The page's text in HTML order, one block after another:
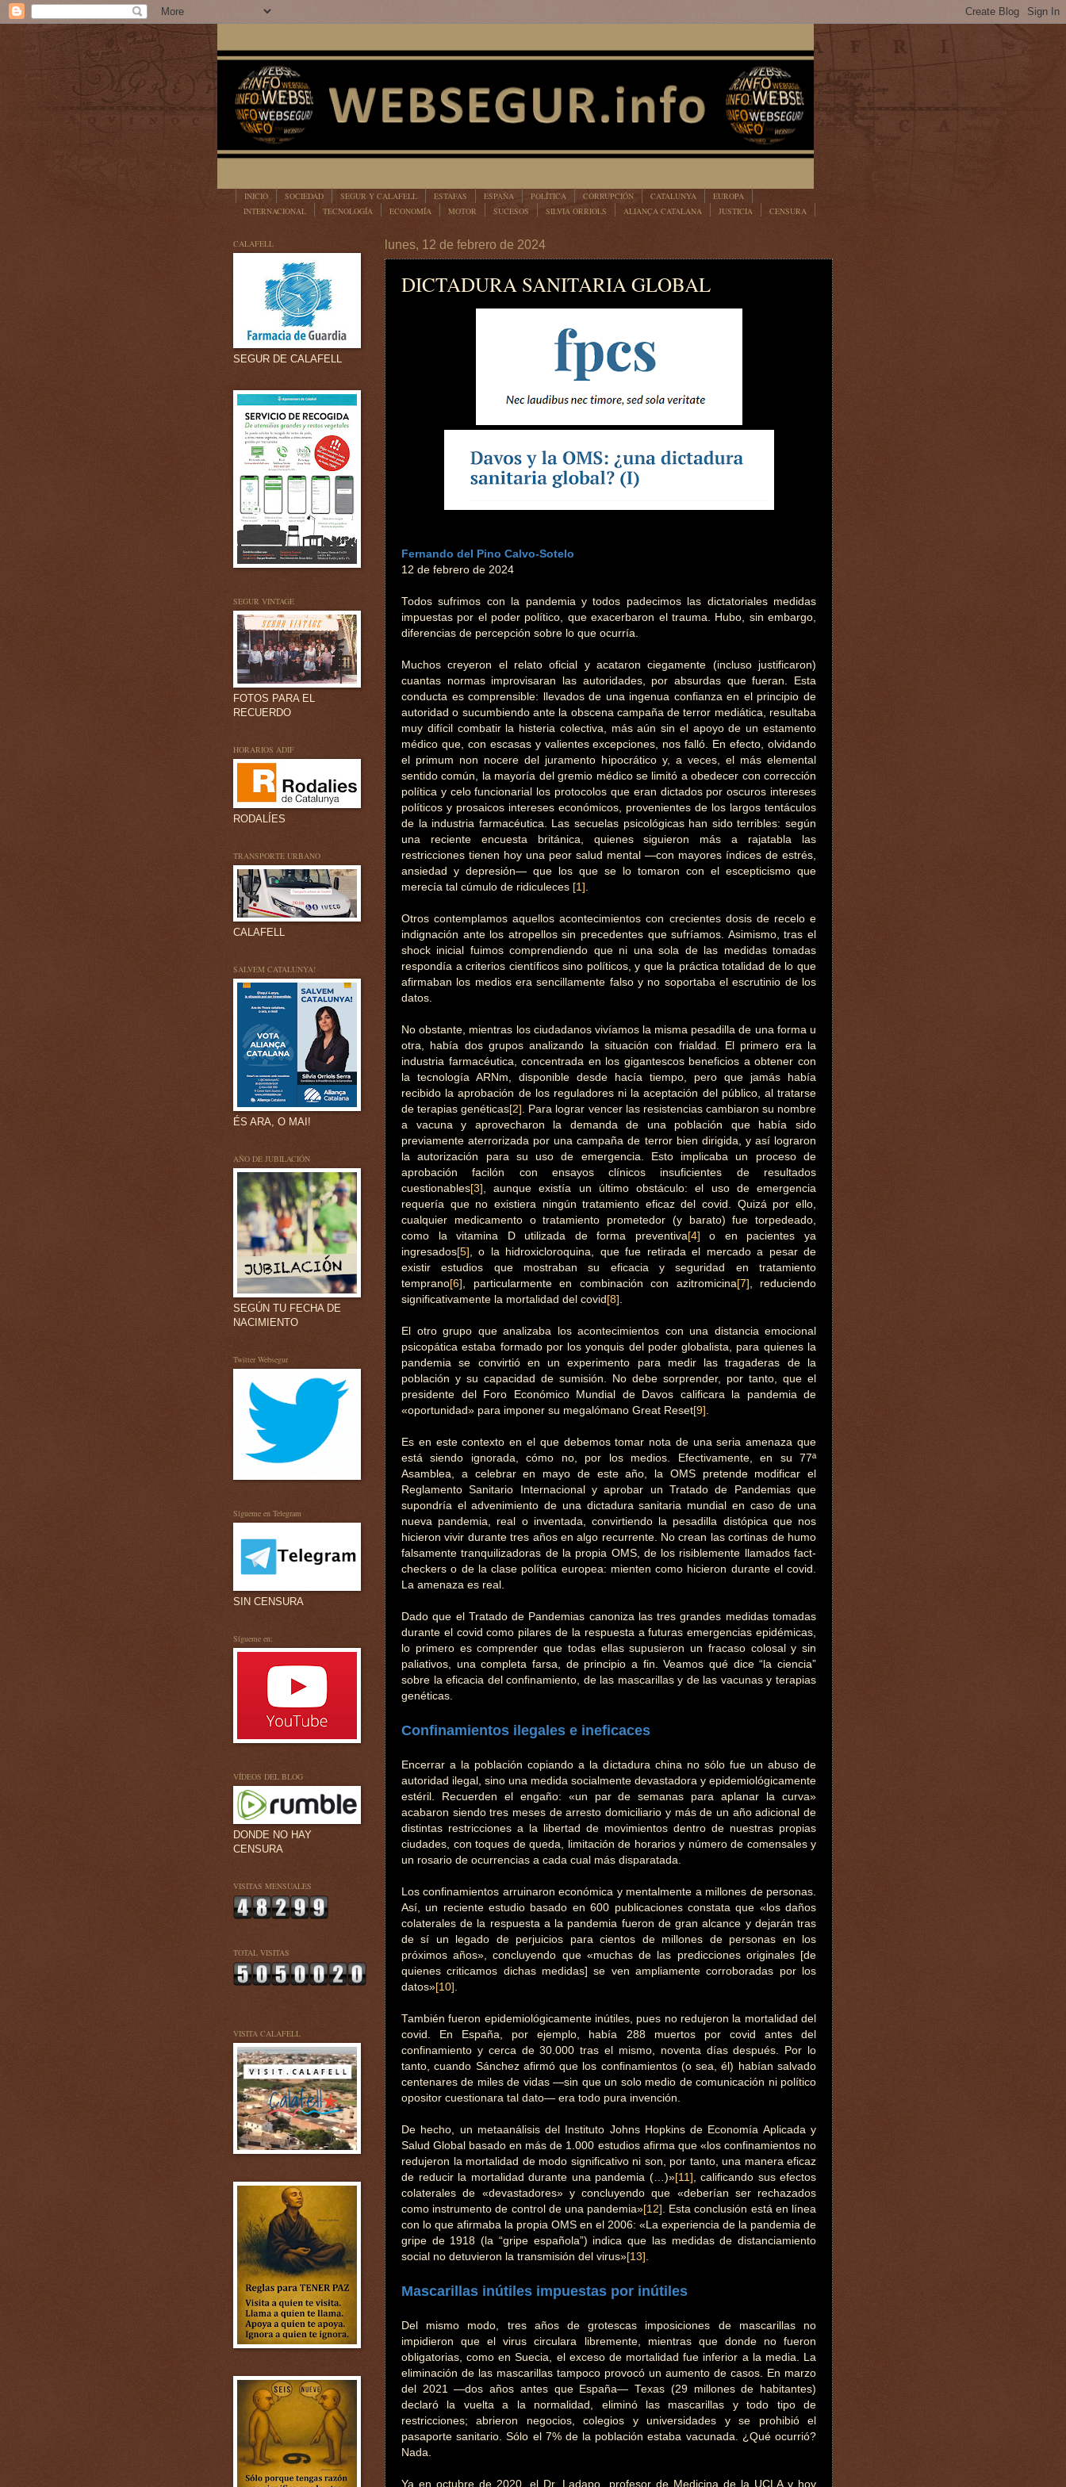
INICIO SOCIEDAD SEGUR Y CALAFELL ESTAFAS ESPAÑA POLÍTICA CORRUPCIÓN CATALUNYA
EUROPA
INTERNACIONAL
TECNOLOGÍA ECONOMÍA MOTOR SUCESOS SILVIA ORRIOLS ALIANÇA CATALANA JUSTICIA
CENSURA
lunes, 12 de febrero de 2024
DICTADURA SANITARIA GLOBAL
Fernando del Pino Calvo-Sotelo
12 de febrero de 2024
Todos sufrimos con la pandemia y todos padecimos las dictatoriales medidas
impuestas por el poder político, que exacerbaron el trauma. Hubo, sin embargo,
diferencias de percepción sobre lo que ocurría.
Muchos creyeron el relato oficial y acataron ciegamente (incluso justificaron)
cuantas normas improvisaran las autoridades, por absurdas que fueran. Esta
conducta es comprensible: llevados de una ingenua confianza en el principio de
autoridad o sucumbiendo ante la obscena campaña de terror mediática, resultaba
muy difícil combatir la histeria colectiva, más aún sin el apoyo de un estamento
médico que, con escasas y valientes excepciones, nos falló. En efecto, olvidando
el primum non nocere del juramento hipocrático y, a veces, el más elemental
sentido común, la mayoría del gremio médico se limitó a obedecer con corrección
política y celo funcionarial los protocolos que eran dictados por oscuros intereses
políticos y prosaicos intereses económicos, provenientes de los largos tentáculos
de la industria farmacéutica. Las secuelas psicológicas han sido terribles: según
una reciente encuesta británica, quienes siguieron más a rajatabla las
restricciones tienen hoy una peor salud mental —con mayores índices de estrés,
ansiedad y depresión— que los que se lo tomaron con el escepticismo que
merecía tal cúmulo de ridiculeces [1]
Otros contemplamos aquellos acontecimientos con crecientes dosis de recelo e
indignación ante los atropellos sin precedentes que sufríamos. Asimismo, tras el
shock inicial fuimos comprendiendo que ni una sola de las medidas tomadas
respondía a criterios científicos sino políticos, y que la práctica totalidad de lo que
afirmaban los medios era sencillamente falso y no soportaba el escrutinio de los
datos.
No obstante, mientras los ciudadanos vivíamos la misma pesadilla de una forma u
otra, había dos grupos analizando la situación con frialdad. El primero era la
industria farmacéutica, concentrada en los gigantescos beneficios a obtener con
la tecnología ARNm, disponible desde hacía tiempo, pero que jamás había
recibido la aprobación de los reguladores ni la aceptación del público, al tratarse
de terapias genéticas[2] . Para lograr vencer las resistencias cambiaron su nombre
a vacuna y aprovecharon la demanda de una población que había sido
previamente aterrorizada por una campaña de terror bien dirigida, y así lograron
la autorización para su uso de emergencia. Esto implicaba un proceso de
aprobación facilón con ensayos clínicos insuficientes de resultados
cuestionables[3] , aunque existía un último obstáculo: el uso de emergencia
requería que no existiera ningún tratamiento eficaz del covid. Quizá por ello,
cualquier medicamento o tratamiento prometedor (y barato) fue torpedeado,
como la vitamina D utilizada de forma preventiva[4] o en pacientes ya
ingresados[5] , o la hidroxicloroquina, que fue retirada el mercado a pesar de
existir estudios que mostraban su eficacia y seguridad en tratamiento
temprano[6] , particularmente en combinación con azitromicina[7] , reduciendo
significativamente la mortalidad del covid[8]
El otro grupo que analizaba los acontecimientos con una distancia emocional
psicopática estaba formado por los yonquis del poder globalista, para quienes la
pandemia se convirtió en un experimento para medir las tragaderas de la
población y su capacidad de sumisión. No debe sorprender, por tanto, que el
presidente del Foro Económico Mundial de Davos calificara la pandemia de
«oportunidad» para imponer su megalómano Great Reset[9]
Es en este contexto en el que debemos tomar nota de una seria amenaza que
está siendo ignorada, cómo no, por los medios. Efectivamente, en su 77ª
Asamblea, a celebrar en mayo de este año, la OMS pretende modificar el
Reglamento Sanitario Internacional y aprobar un Tratado de Pandemias que
supondría el advenimiento de una dictadura sanitaria mundial en caso de una
nueva pandemia, real o inventada, convirtiendo la pesadilla distópica que nos
hicieron vivir durante tres años en algo recurrente. No crean las cortinas de humo
falsamente tranquilizadoras de la propia OMS, de los risiblemente llamados fact-
checkers o de la clase política europea: mienten como hicieron durante el covid.
La amenaza es real.
Dado que el Tratado de Pandemias canoniza las tres grandes medidas tomadas
durante el covid como pilares de la respuesta a futuras emergencias epidémicas,
lo primero es comprender que todas ellas supusieron un fracaso colosal y sin
paliativos, una completa farsa, de principio a fin. Veamos qué dice “la ciencia”
sobre la eficacia del confinamiento, de las mascarillas y de las vacunas y terapias
genéticas.
Confinamientos ilegales e ineficaces
Encerrar a la población copiando a la dictadura china no sólo fue un abuso de
autoridad ilegal, sino una medida socialmente devastadora y epidemiológicamente
estéril. Recuerden el engaño: «un par de semanas para aplanar la curva»
acabaron siendo tres meses de arresto domiciliario y más de un año adicional de
distintas restricciones a la libertad de movimientos dentro de nuestras propias
ciudades, con toques de queda, limitación de horarios y número de comensales y
un rosario de ocurrencias a cada cual más disparatada.
Los confinamientos arruinaron económica y mentalmente a millones de personas.
Así, un reciente estudio basado en 600 publicaciones constata que «los daños
colaterales de la respuesta a la pandemia fueron de gran alcance y dejarán tras
de sí un legado de perjuicios para cientos de millones de personas en los
próximos años», concluyendo que «muchas de las predicciones originales [de
quienes criticamos dichas medidas] se ven ampliamente corroboradas por los
datos»[10]
También fueron epidemiológicamente inútiles, pues no redujeron la mortalidad del
covid. En España, por ejemplo, había 288 muertos por covid antes del
confinamiento y cerca de 30.000 tras el mismo, noventa días después. Por lo
tanto, cuando Sánchez afirmó que los confinamientos (o sea, él) habían salvado
centenares de miles de vidas —sin que un solo medio de comunicación ni político
opositor cuestionara tal dato— era todo pura invención.
De hecho, un metaanálisis del Instituto Johns Hopkins de Economía Aplicada y
Salud Global basado en más de 1.000 estudios afirma que «los confinamientos no
redujeron la mortalidad de modo significativo ni son, por tanto, una manera eficaz
de reducir la mortalidad durante una pandemia (…)»[11] , calificando sus efectos
colaterales de «devastadores» y concluyendo que «deberían ser rechazados
como instrumento de control de una pandemia»[12] . Esta conclusión está en línea
con lo que afirmaba la propia OMS en el 2006: «La experiencia de la pandemia de
gripe de 1918 (la “gripe española”) indica que las medidas de distanciamiento
social no detuvieron la transmisión del virus»[13]
Mascarillas inútiles impuestas por inútiles
Del mismo modo, tres años de grotescas imposiciones de mascarillas no
impidieron que el virus circulara libremente, mientras que donde no fueron
obligatorias, como en Suecia, el exceso de mortalidad fue inferior a la media. La
eliminación de las mascarillas tampoco provocó un aumento de casos. En marzo
del 2021 —dos años antes que España— Texas (29 millones de habitantes)
declaró la vuelta a la normalidad, eliminó las mascarillas y todo tipo de
restricciones; abrieron negocios, colegios y universidades y se prohibió el
pasaporte sanitario. Sólo el 7% de la población estaba vacunada. ¿Qué ocurrió?
Nada.
Ya en octubre de 2020, el Dr. Ladapo, profesor de Medicina de la UCLA y hoy
CALAFELL
SEGUR DE CALAFELL
SEGUR VINTAGE
FOTOS PARA EL
RECUERDO
HORARIOS ADIF
RODALÍES
TRANSPORTE URBANO
CALAFELL
SALVEM CATALUNYA!
ÉS ARA, O MAI!
AÑO DE JUBILACIÓN
SEGÚN TU FECHA DE
NACIMIENTO
Twitter Websegur
Sígueme en Telegram
SIN CENSURA
Sígueme en:
VÍDEOS DEL BLOG
DONDE NO HAY
CENSURA
VISITAS MENSUALES
TOTAL VISITAS
VISITA CALAFELL